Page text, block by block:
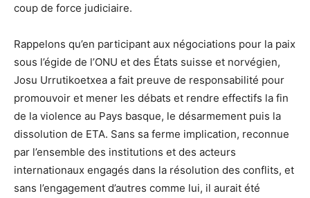
coup de force judiciaire.
Rappelons qu’en participant aux négociations pour la paix
sous l’égide de l’ONU et des États suisse et norvégien,
Josu Urrutikoetxea a fait preuve de responsabilité pour
promouvoir et mener les débats et rendre effectifs la fin
de la violence au Pays basque, le désarmement puis la
dissolution de ETA. Sans sa ferme implication, reconnue
par l’ensemble des institutions et des acteurs
internationaux engagés dans la résolution des conflits, et
sans l’engagement d’autres comme lui, il aurait été